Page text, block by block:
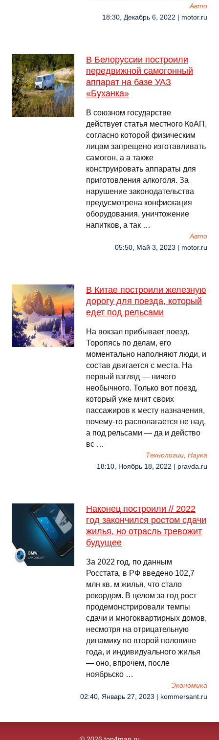
Авто
18:30, Декабрь 6, 2022 | motor.ru
В Белоруссии построили
передвижной самогонный
аппарат на базе УАЗ
«Буханка»
В союзном государстве
действует статья местного КоАП,
согласно которой физическим
лицам запрещено изготавливать
самогон, а а также
конструировать аппараты для
приготовления алкоголя. За
нарушение законодательства
предусмотрена конфискация
оборудования, уничтожение
напитков, а так …
Авто
05:50, Май 3, 2023 | motor.ru
В Китае построили железную
дорогу для поезда, который
едет под рельсами
На вокзал прибывает поезд.
Торопясь по делам, его
моментально наполняют люди, и
состав двигается с места. На
первый взгляд — ничего
необычного. Только вот поезд,
который уже мчит своих
пассажиров к месту назначения,
почему-то располагается не над,
а под рельсами — да и действо
вс …
Технологии, Наука
18:10, Ноябрь 18, 2022 | pravda.ru
Наконец построили // 2022
год закончился ростом сдачи
жилья, но отрасль тревожит
будущее
За 2022 год, по данным
Росстата, в РФ введено 102,7
млн кв. м жилья, что стало
рекордом. В целом за год рост
продемонстрировали темпы
сдачи и многоквартирных домов,
несмотря на отрицательную
динамику во второй половине
года, и индивидуального жилья
— оно, впрочем, после
ноябрьско …
Экономика
02:40, Январь 27, 2023 | kommersant.ru